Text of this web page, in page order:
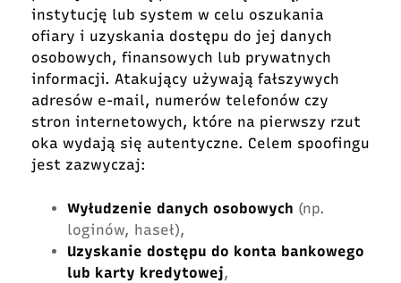
instytucję lub system w celu oszukania
ofiary i uzyskania dostępu do jej danych
osobowych, finansowych lub prywatnych
informacji. Atakujący używają fałszywych
adresów e-mail, numerów telefonów czy
stron internetowych, które na pierwszy rzut
oka wydają się autentyczne. Celem spoofingu
jest zazwyczaj:
Wyłudzenie danych osobowych (np.
loginów, haseł),
Uzyskanie dostępu do konta bankowego
lub karty kredytowej,